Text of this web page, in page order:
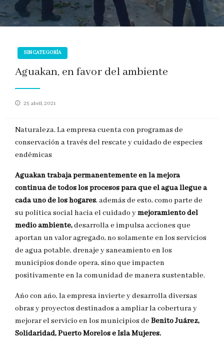
SIN CATEGORÍA
Aguakan, en favor del ambiente
Publicado
25 abril, 2021
Naturaleza. La empresa cuenta con programas de
conservación a través del rescate y cuidado de especies
endémicas
Aguakan trabaja permanentemente en la mejora
continua de todos los procesos para que el agua llegue a
cada uno de los hogares, además de esto, como parte de
su política social hacia el cuidado ymejoramiento del
medio ambiente,desarrolla e impulsa acciones que
aportan un valor agregado, no solamente en los servicios
de agua potable, drenaje y saneamiento en los
municipios donde opera, sino que impacten
positivamente en la comunidad de manera sustentable.
Año con año, la empresa invierte y desarrolla diversas
obras y proyectos destinados a ampliar la cobertura y
mejorar el servicio en los municipios de Benito Juárez,
Solidaridad, Puerto Morelos e Isla Mujeres.